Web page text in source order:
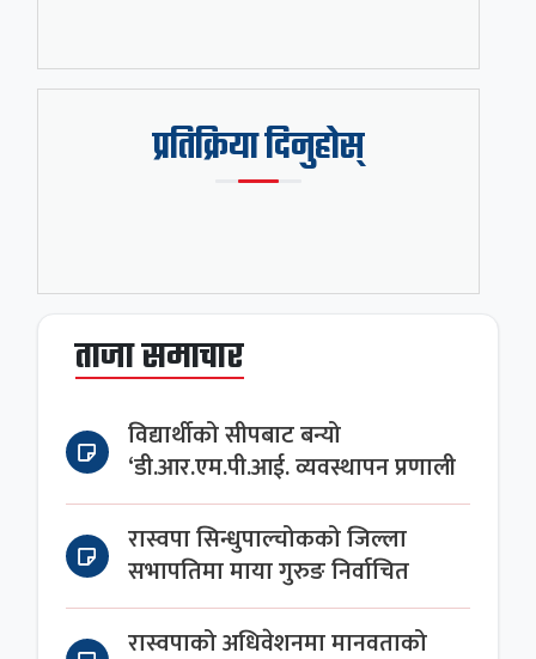
प्रतिक्रिया दिनुहोस्
ताजा समाचार
विद्यार्थीको सीपबाट बन्यो
‘डी.आर.एम.पी.आई. व्यवस्थापन प्रणाली
रास्वपा सिन्धुपाल्चोकको जिल्ला
सभापतिमा माया गुरुङ निर्वाचित
रास्वपाको अधिवेशनमा मानवताको